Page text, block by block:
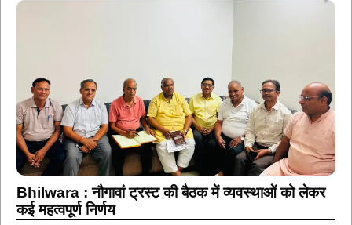
Bhilwara : नौगावां ट्रस्ट की बैठक में व्यवस्थाओं को लेकर
कई महत्वपूर्ण निर्णय